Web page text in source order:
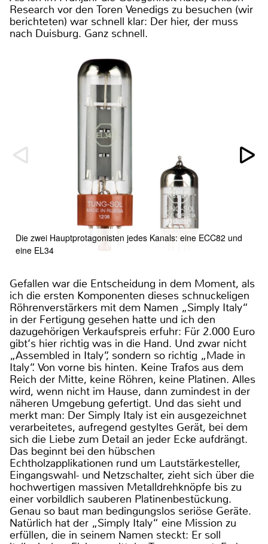
Research vor den Toren Venedigs zu besuchen (wir
berichteten) war schnell klar: Der hier, der muss
nach Duisburg. Ganz schnell.
Die zwei Hauptprotagonisten jedes Kanals: eine ECC82 und
eine EL34
Gefallen war die Entscheidung in dem Moment, als
ich die ersten Komponenten dieses schnuckeligen
Röhrenverstärkers mit dem Namen „Simply Italy“
in der Fertigung gesehen hatte und ich den
dazugehörigen Verkaufspreis erfuhr: Für 2.000 Euro
gibt‘s hier richtig was in die Hand. Und zwar nicht
„Assembled in Italy“, sondern so richtig „Made in
Italy“. Von vorne bis hinten. Keine Trafos aus dem
Reich der Mitte, keine Röhren, keine Platinen. Alles
wird, wenn nicht im Hause, dann zumindest in der
näheren Umgebung gefertigt. Und das sieht und
merkt man: Der Simply Italy ist ein ausgezeichnet
verarbeitetes, aufregend gestyltes Gerät, bei dem
sich die Liebe zum Detail an jeder Ecke aufdrängt.
Das beginnt bei den hübschen
Echtholzapplikationen rund um Lautstärkesteller,
Eingangswahl- und Netzschalter, zieht sich über die
hochwertigen massiven Metalldrehknöpfe bis zu
einer vorbildlich sauberen Platinenbestückung.
Genau so baut man bedingungslos seriöse Geräte.
Natürlich hat der „Simply Italy“ eine Mission zu
erfüllen, die in seinem Namen steckt: Er soll